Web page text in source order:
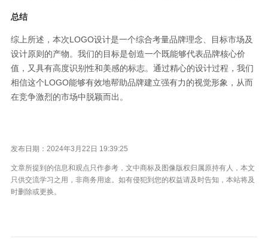
总结
综上所述，本次LOGO设计是一个综合考量品牌理念、目标市场及
设计原则的产物。我们的目标是创造一个既能够代表品牌核心价
值，又具有高度识别性和美感的标志。通过精心的设计过程，我们
相信这个LOGO能够有效地帮助品牌建立强有力的视觉形象，从而
在竞争激烈的市场中脱颖而出。
发布日期：2024年3月22日 19:39:25
文章所提到的信息和观点只作参考，文中商标及图像版权归属原持有人，本文
只供交流学习之用，非商务用途。如有侵犯到您的权益请及时告知，本站将及
时删除或更换。